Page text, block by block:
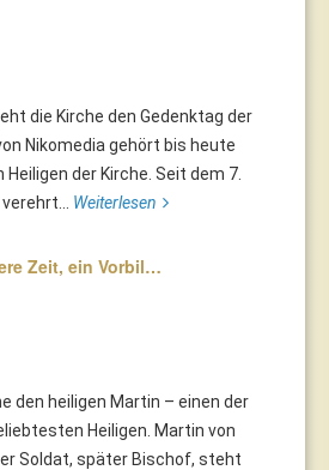
die Kirche den Gedenktag der
Nikomedia gehört bis heute
der Kirche. Seit dem 7.
Weiterlesen
Zeit, ein Vorbil…
den heiligen Martin – einen der
Heiligen. Martin von
Soldat, später Bischof, steht